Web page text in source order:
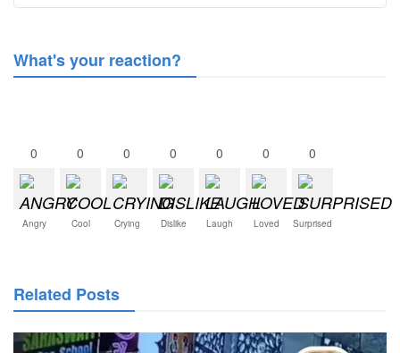
What's your reaction?
0
Angry
0
Cool
0
Crying
0
Dislike
0
Laugh
0
Loved
0
Surprised
Related Posts